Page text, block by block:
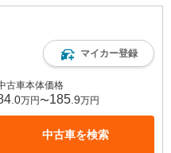
マイカー登録
古車本体価格
.0万円〜185 .9万円
中古車を検索